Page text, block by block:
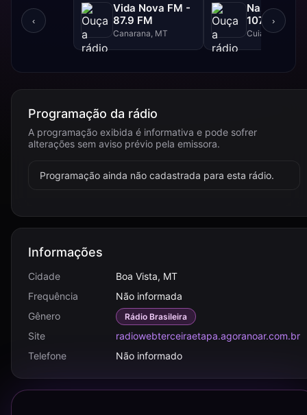
‹
Vida Nova FM -
87.9 FM
Canarana, MT
Nazareno
107.9 FM
Cuiabá, MT
›
Programação da rádio
A programação exibida é informativa e pode sofrer
alterações sem aviso prévio pela emissora.
Programação ainda não cadastrada para esta rádio.
Informações
Cidade
Boa Vista, MT
Frequência
Não informada
Gênero
Rádio Brasileira
Site
radiowebterceiraetapa.agoranoar.com.br
Telefone
Não informado